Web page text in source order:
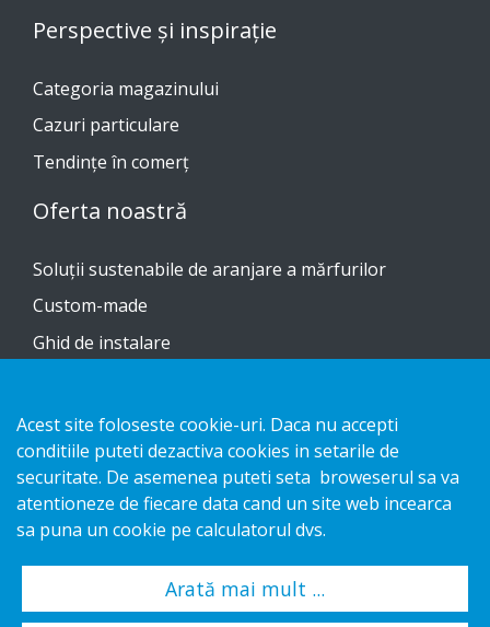
Perspective și inspirație
Categoria magazinului
Cazuri particulare
Tendinţe în comerţ
Oferta noastră
Soluții sustenabile de aranjare a mărfurilor
Custom-made
Ghid de instalare
Contactați-ne
Notificare privind confidențialitatea
Cookies
Acest site foloseste cookie-uri. Daca nu accepti
conditiile puteti dezactiva cookies in setarile de
securitate. De asemenea puteti seta broweserul sa va
atentioneze de fiecare data cand un site web incearca
sa puna un cookie pe calculatorul dvs.
Arată mai mult ...